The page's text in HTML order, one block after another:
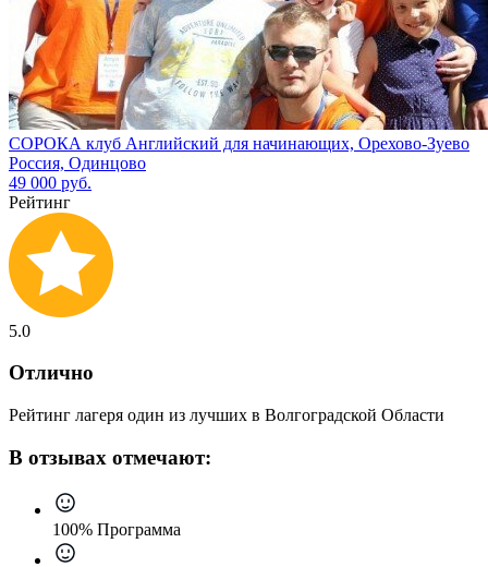
СОРОКА клуб Английский для начинающих, Орехово-Зуево
Россия, Одинцово
49 000 руб.
Рейтинг
5.0
Отлично
Рейтинг лагеря один из лучших в Волгоградской Области
В отзывах отмечают:
100% Программа